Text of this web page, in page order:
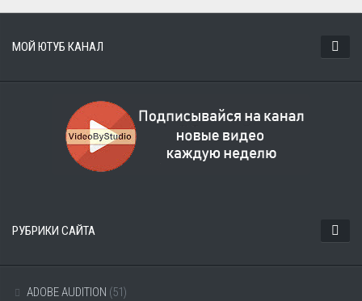
МОЙ ЮТУБ КАНАЛ
РУБРИКИ САЙТА
ADOBE AUDITION (51)